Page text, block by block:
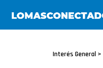
Interés General >